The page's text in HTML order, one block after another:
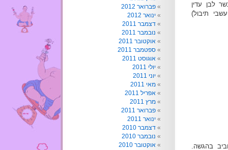
( בשר לבן עדין
תיבול)
5.51$ יש גימיק חביב בהגשה.
פברואר 2012
ינואר 2012
דצמבר 2011
נובמבר 2011
אוקטובר 2011
ספטמבר 2011
אוגוסט 2011
יולי 2011
יוני 2011
מאי 2011
אפריל 2011
מרץ 2011
פברואר 2011
ינואר 2011
דצמבר 2010
נובמבר 2010
אוקטובר 2010